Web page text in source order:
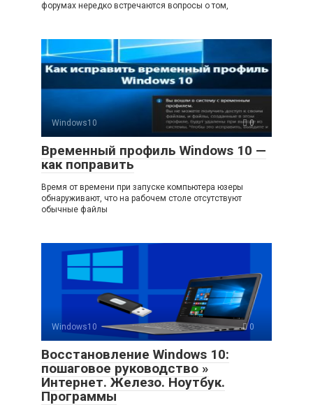
форумах нередко встречаются вопросы о том,
Windows10 0
Временный профиль Windows 10 —
как поправить
Время от времени при запуске компьютера юзеры
обнаруживают, что на рабочем столе отсутствуют
обычные файлы
Windows10 0
Восстановление Windows 10:
пошаговое руководство »
Интернет. Железо. Ноутбук.
Программы